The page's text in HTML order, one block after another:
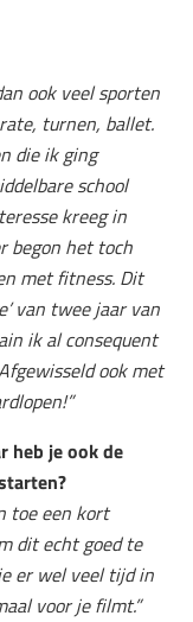
ook veel sporten
turnen, ballet.
die ik ging
school
kreeg in
begon het toch
met fitness. Dit
van twee jaar van
ik al consequent
ook met
heb je ook de
toe een kort
dit echt goed te
er wel veel tijd in
voor je filmt.”